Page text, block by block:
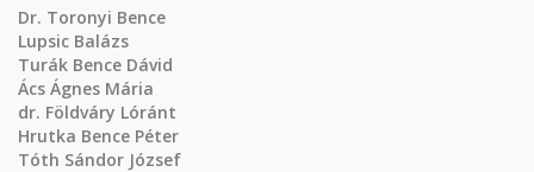
Dr. Toronyi Bence
Lupsic Balázs
Turák Bence Dávid
Ács Ágnes Mária
dr. Földváry Lóránt
Hrutka Bence Péter
Tóth Sándor József